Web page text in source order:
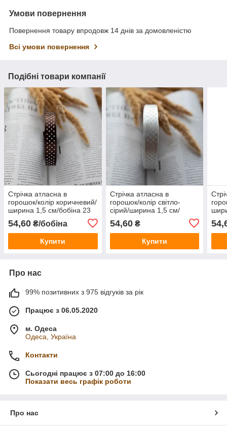
Умови повернення
Повернення товару впродовж 14 днів за домовленістю
Всі умови повернення
Подібні товари компанії
Стрічка атласна в
горошок/колір коричневий/
ширина 1,5 см/бобіна 23
54,60 ₴/бобіна
Купити
Стрічка атласна в
горошок/колір світло-
сірий/ширина 1,5 см/
54,60₴
Купити
Про нас
99% позитивних з 975 відгуків за рік
Працює з 06.05.2020
м. Одеса
Одеса, Україна
Контакти
Сьогодні працює з 07:00 до 16:00
Показати весь графік роботи
Про нас